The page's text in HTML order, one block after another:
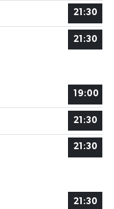
21:30
21:30
19:00
21:30
21:30
21:30